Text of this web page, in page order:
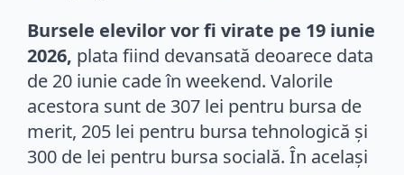
Bursele elevilor vor fi virate pe 19 iunie
2026, plata fiind devansată deoarece data
de 20 iunie cade în weekend. Valorile
acestora sunt de 307 lei pentru bursa de
merit, 205 lei pentru bursa tehnologică și
300 de lei pentru bursa socială. În același